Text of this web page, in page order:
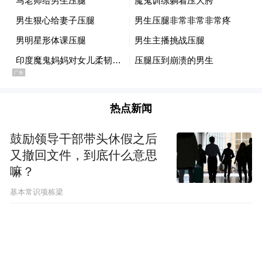
热点新闻
鼓励领导干部带头休假之后
又撤回文件，到底什么意思
嘛？
基本常识项栋梁